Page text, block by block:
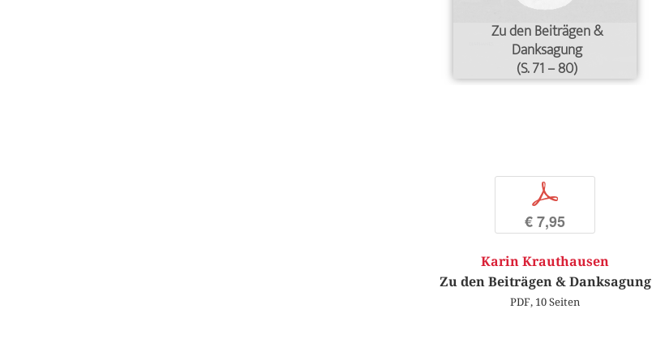
Zu den Beiträgen &
Danksagung
(S. 71 – 80)
p
€ 7,95
Karin Krauthausen
Zu den Beiträgen & Danksagung
PDF, 10 Seiten